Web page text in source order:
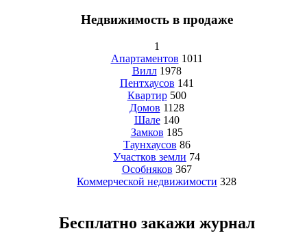
Недвижимость в продаже
1
Апартаментов 1011
Вилл 1978
Пентхаусов 141
Квартир 500
Домов 1128
Шале 140
Замков 185
Таунхаусов 86
Участков земли 74
Особняков 367
Коммерческой недвижимости 328
Бесплатно закажи журнал